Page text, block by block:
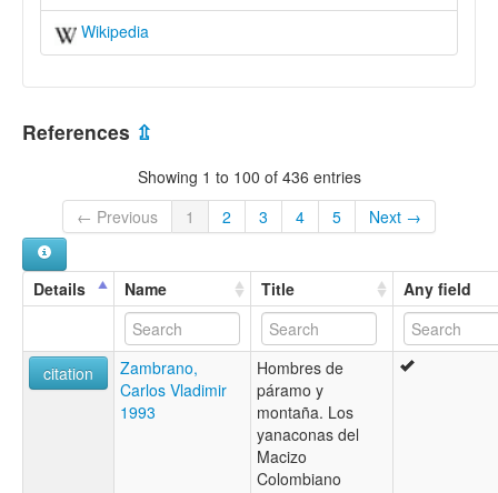
Wikipedia
References ⇫
Showing 1 to 100 of 436 entries
← Previous
1 2 3 4 5 Next →
Details Name Title Any field
citation
Zambrano,
Carlos Vladimir
1993
Hombres de
páramo y
montaña. Los
yanaconas del
Macizo
Colombiano